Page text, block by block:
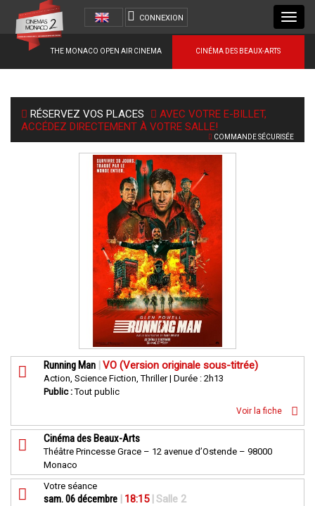
CINÉMA DES BEAUX-ARTS
THE MONACO OPEN AIR CINEMA
CONNEXION
RÉSERVEZ VOS PLACES
AVEC VOTRE E-BILLET,
ACCÉDEZ DIRECTEMENT À VOTRE SALLE!
COMMANDE SÉCURISÉE
Running Man VO (Version originale sous-titrée)
Action, Science Fiction, Thriller | Durée : 2h13
Public :Tout public
Voir la fiche
Cinéma des Beaux-Arts
Théâtre Princesse Grace – 12 avenue d’Ostende – 98000
Monaco
Votre séance
sam. 06 décembre 18:15 Salle 2